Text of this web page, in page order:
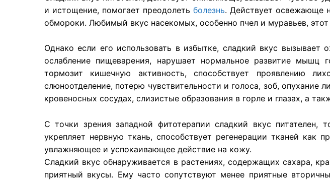
и истощение, помогает преодолеть болезнь. Действует освежающе
обмороки. Любимый вкус насекомых, особенно пчел и муравьев,
Однако если его использовать в избытке, сладкий вкус вызывает
ослабление пищеварения, нарушает нормальное развитие мышц
тормозит кишечную активность, способствует проявлению
слюноотделение, потерю чувствительности и голоса, зоб,
кровеносных сосудах, слизистые образования в горле и глазах, а
С точки зрения западной фитотерапии сладкий вкус
укрепляет нервную ткань, способствует регенерации тканей
увлажняющее и успокаивающее действие на кожу.
Сладкий вкус обнаруживается в растениях, содержащих сахара,
приятный вкусы. Ему часто сопутствуют менее приятные